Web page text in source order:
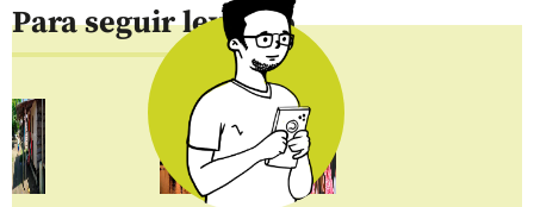
Para seguir leyendo